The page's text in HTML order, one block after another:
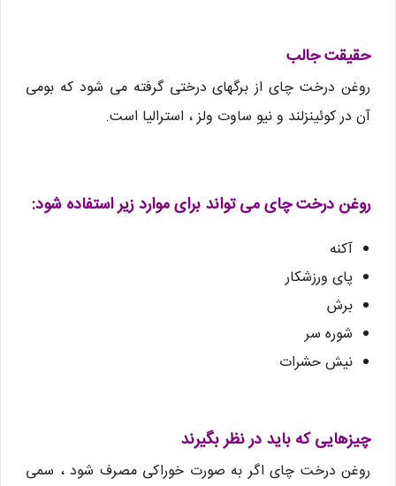
حقیقت جالب
روغن درخت چای از برگهای درختی گرفته می شود که بومی
آن در کوئینزلند و نیو ساوت ولز ، استرالیا است.
روغن درخت چای می تواند برای موارد زیر استفاده شود:
آکنه
پای ورزشکار
برش
شوره سر
نیش حشرات
چیزهایی که باید در نظر بگیرند
روغن درخت چای اگر به صورت خوراکی مصرف شود ، سمی